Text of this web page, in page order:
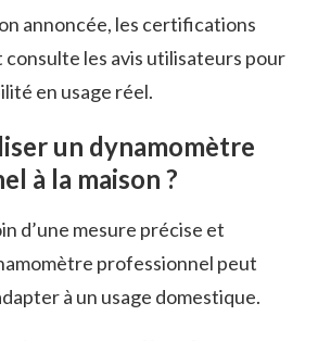
annoncée, les certifications
consulte les avis utilisateurs pour
en usage réel.
un dynamomètre
à la maison ?
d’une mesure précise et
professionnel peut
à un usage domestique.